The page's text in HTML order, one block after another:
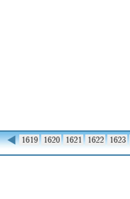
◀ 1619 1620 1621 1622 1623